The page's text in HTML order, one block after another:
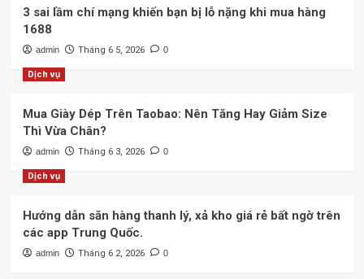
3 sai lầm chí mạng khiến bạn bị lỗ nặng khi mua hàng
1688
admin Tháng 6 5, 2026 0
Dịch vụ
Mua Giày Dép Trên Taobao: Nên Tăng Hay Giảm Size
Thì Vừa Chân?
admin Tháng 6 3, 2026 0
Dịch vụ
Hướng dẫn săn hàng thanh lý, xả kho giá rẻ bất ngờ trên
các app Trung Quốc.
admin Tháng 6 2, 2026 0